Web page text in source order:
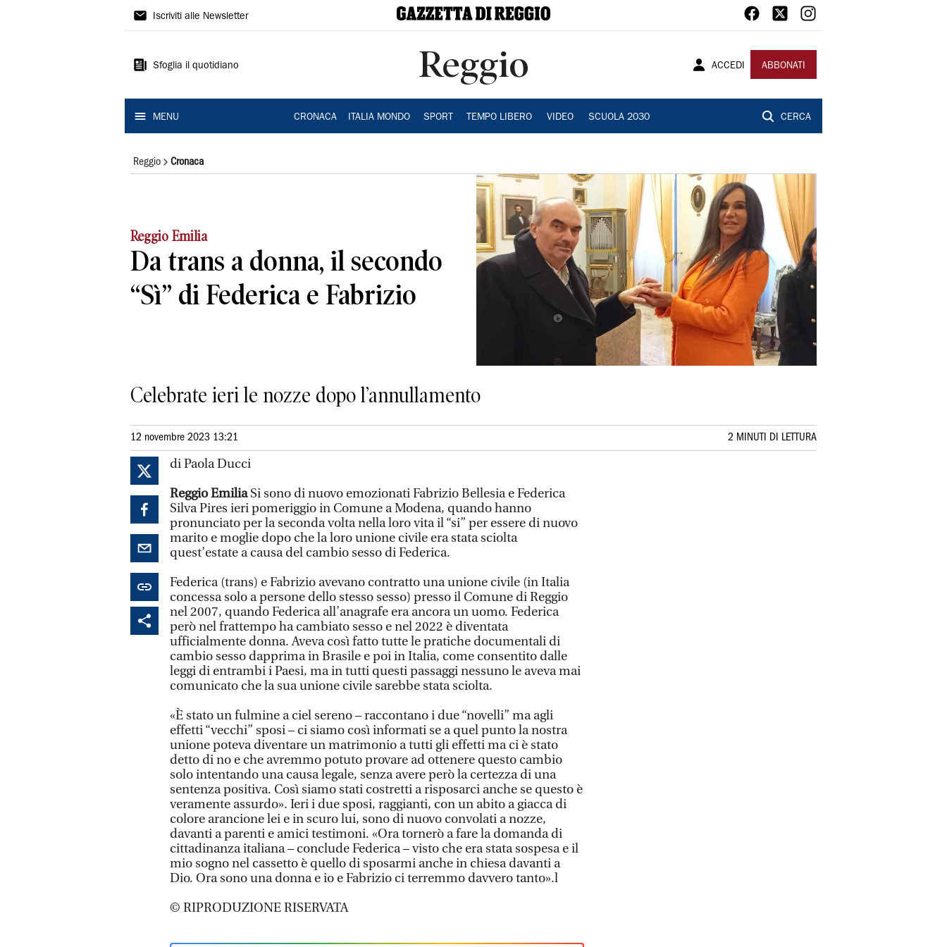
Gazzetta
Reggio
Iscriviti alle Newsletter
Sfoglia il quotidiano Reggio ACCEDI ABBONATI
MENU CRONACA ITALIA MONDO SPORT TEMPO LIBERO VIDEO SCUOLA 2030 CERCA
Reggio Cronaca
Reggio Emilia
Da trans a donna, il secondo
“Sì” di Federica e Fabrizio
Celebrate ieri le nozze dopo l’annullamento
12 novembre 2023 13:21 2 MINUTI DI LETTURA
di Paola Ducci
Reggio EmiliaSi sono di nuovo emozionati Fabrizio Bellesia e Federica
Silva Pires ieri pomeriggio in Comune a Modena, quando hanno
pronunciato per la seconda volta nella loro vita il “si” per essere di nuovo
marito e moglie dopo che la loro unione civile era stata sciolta
quest’estate a causa del cambio sesso di Federica.
Federica (trans) e Fabrizio avevano contratto una unione civile (in Italia
concessa solo a persone dello stesso sesso) presso il Comune di Reggio
nel 2007, quando Federica all’anagrafe era ancora un uomo. Federica
però nel frattempo ha cambiato sesso e nel 2022 è diventata
ufficialmente donna. Aveva così fatto tutte le pratiche documentali di
cambio sesso dapprima in Brasile e poi in Italia, come consentito dalle
leggi di entrambi i Paesi, ma in tutti questi passaggi nessuno le aveva mai
comunicato che la sua unione civile sarebbe stata sciolta.
«È stato un fulmine a ciel sereno – raccontano i due “novelli” ma agli
effetti “vecchi” sposi – ci siamo così informati se a quel punto la nostra
unione poteva diventare un matrimonio a tutti gli effetti ma ci è stato
detto di no e che avremmo potuto provare ad ottenere questo cambio
solo intentando una causa legale, senza avere però la certezza di una
sentenza positiva. Così siamo stati costretti a risposarci anche se questo è
veramente assurdo». Ieri i due sposi, raggianti, con un abito a giacca di
colore arancione lei e in scuro lui, sono di nuovo convolati a nozze,
davanti a parenti e amici testimoni. «Ora tornerò a fare la domanda di
cittadinanza italiana – conclude Federica – visto che era stata sospesa e il
mio sogno nel cassetto è quello di sposarmi anche in chiesa davanti a
Dio. Ora sono una donna e io e Fabrizio ci terremmo davvero tanto».l
© RIPRODUZIONE RISERVATA